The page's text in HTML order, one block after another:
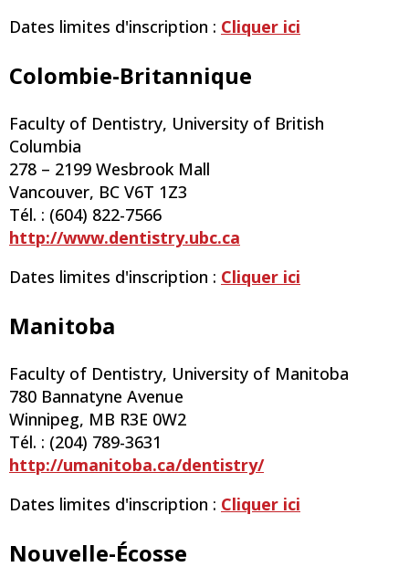
Dates limites d'inscription : Cliquer ici
Colombie-Britannique
Faculty of Dentistry, University of British
Columbia
278 – 2199 Wesbrook Mall
Vancouver, BC V6T 1Z3
Tél. : (604) 822-7566
http://www.dentistry.ubc.ca
Dates limites d'inscription : Cliquer ici
Manitoba
Faculty of Dentistry, University of Manitoba
780 Bannatyne Avenue
Winnipeg, MB R3E 0W2
Tél. : (204) 789-3631
http://umanitoba.ca/dentistry/
Dates limites d'inscription : Cliquer ici
Nouvelle-Écosse